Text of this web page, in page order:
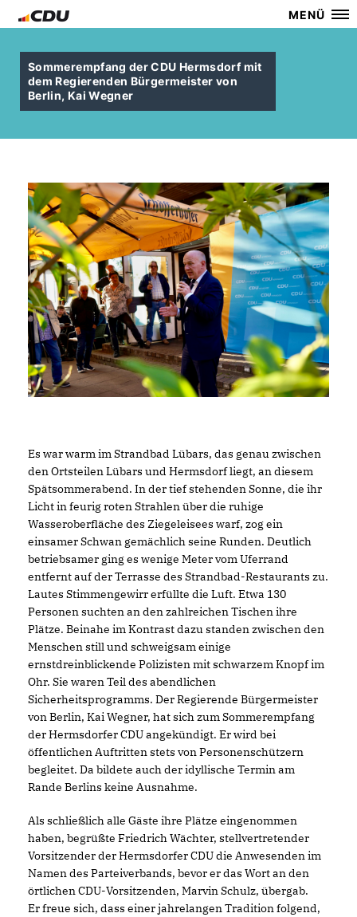
MENÜ
Sommerempfang der CDU Hermsdorf mit
dem Regierenden Bürgermeister von
Berlin, Kai Wegner
Es war warm im Strandbad Lübars, das genau zwischen
den Ortsteilen Lübars und Hermsdorf liegt, an diesem
Spätsommerabend. In der tief stehenden Sonne, die ihr
Licht in feurig roten Strahlen über die ruhige
Wasseroberfläche des Ziegeleisees warf, zog ein
einsamer Schwan gemächlich seine Runden. Deutlich
betriebsamer ging es wenige Meter vom Uferrand
entfernt auf der Terrasse des Strandbad-Restaurants zu.
Lautes Stimmengewirr erfüllte die Luft. Etwa 130
Personen suchten an den zahlreichen Tischen ihre
Plätze. Beinahe im Kontrast dazu standen zwischen den
Menschen still und schweigsam einige
ernstdreinblickende Polizisten mit schwarzem Knopf im
Ohr. Sie waren Teil des abendlichen
Sicherheitsprogramms. Der Regierende Bürgermeister
von Berlin, Kai Wegner, hat sich zum Sommerempfang
der Hermsdorfer CDU angekündigt. Er wird bei
öffentlichen Auftritten stets von Personenschützern
begleitet. Da bildete auch der idyllische Termin am
Rande Berlins keine Ausnahme.
Als schließlich alle Gäste ihre Plätze eingenommen
haben, begrüßte Friedrich Wächter, stellvertretender
Vorsitzender der Hermsdorfer CDU die Anwesenden im
Namen des Parteiverbands, bevor er das Wort an den
örtlichen CDU-Vorsitzenden, Marvin Schulz, übergab.
Er freue sich, dass einer jahrelangen Tradition folgend,